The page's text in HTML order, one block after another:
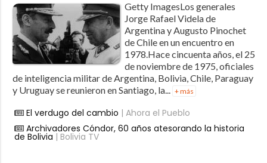
Getty ImagesLos generales
Jorge Rafael Videla de
Argentina y Augusto Pinochet
de Chile en un encuentro en
1978.Hace cincuenta años, el 25
de noviembre de 1975, oficiales
de inteligencia militar de Argentina, Bolivia, Chile, Paraguay
y Uruguay se reunieron en Santiago, la... + más
El verdugo del cambio | Ahora el Pueblo
Archivadores Cóndor, 60 años atesorando la historia
de Bolivia | Bolivia TV